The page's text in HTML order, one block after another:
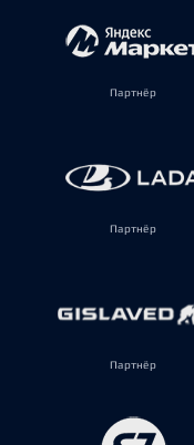
Партнёр
Партнёр
Партнёр